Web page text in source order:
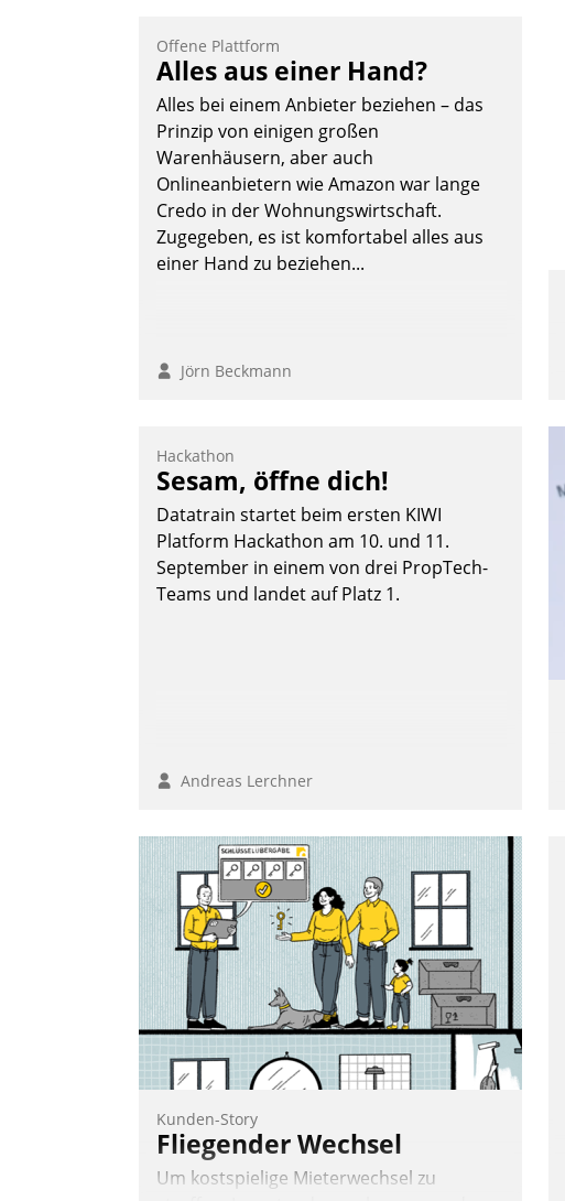
Softwareentwicklungshaus Datatrain.
Andreas Lerchner
Offene Plattform
Alles aus einer Hand?
Alles bei einem Anbieter beziehen – das
Prinzip von einigen großen
Warenhäusern, aber auch
Onlineanbietern wie Amazon war lange
Credo in der Wohnungswirtschaft.
Zugegeben, es ist komfortabel alles aus
einer Hand zu beziehen...
Jörn Beckmann
Hackathon
Sesam, öffne dich!
Datatrain startet beim ersten KIWI
Platform Hackathon am 10. und 11.
September in einem von drei PropTech-
Teams und landet auf Platz 1.
Andreas Lerchner
Kunden-Story
Fliegender Wechsel
Um kostspielige Mieterwechsel zu